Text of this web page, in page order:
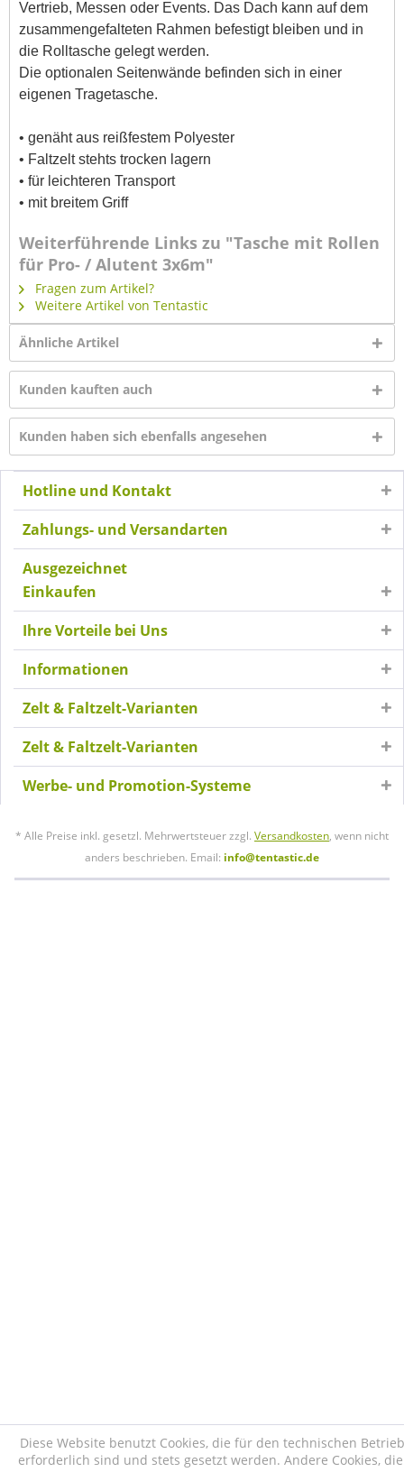
Vertrieb, Messen oder Events. Das Dach kann auf dem
zusammengefalteten Rahmen befestigt bleiben und in
die Rolltasche gelegt werden.
Die optionalen Seitenwände befinden sich in einer
eigenen Tragetasche.
• genäht aus reißfestem Polyester
• Faltzelt stehts trocken lagern
• für leichteren Transport
• mit breitem Griff
Weiterführende Links zu "Tasche mit Rollen
für Pro- / Alutent 3x6m"
Fragen zum Artikel?
Weitere Artikel von Tentastic
Ähnliche Artikel
Kunden kauften auch
Kunden haben sich ebenfalls angesehen
Hotline und Kontakt
Zahlungs- und Versandarten
Ausgezeichnet
Einkaufen
Ihre Vorteile bei Uns
Informationen
Zelt & Faltzelt-Varianten
Zelt & Faltzelt-Varianten
Werbe- und Promotion-Systeme
* Alle Preise inkl. gesetzl. Mehrwertsteuer zzgl. Versandkosten, wenn nicht
anders beschrieben. Email: info@tentastic.de
Diese Website benutzt Cookies, die für den technischen
erforderlich sind und stets gesetzt werden. Andere Cookies,